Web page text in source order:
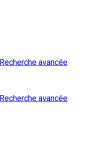
Recherche avancée
Recherche avancée